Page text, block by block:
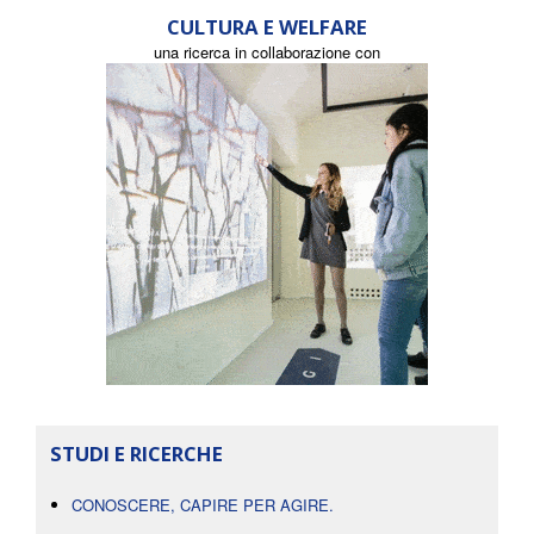
CULTURA E WELFARE
una ricerca in collaborazione con
STUDI E RICERCHE
CONOSCERE, CAPIRE PER AGIRE.